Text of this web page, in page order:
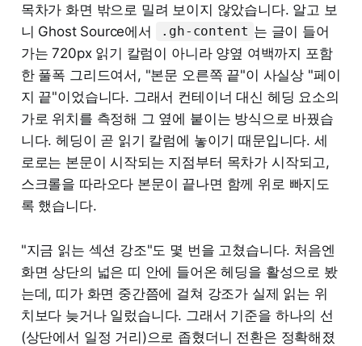
목차가 화면 밖으로 밀려 보이지 않았습니다. 알고 보
니 Ghost Source에서
.gh-content 는 글이 들어
가는 720px 읽기 칼럼이 아니라 양옆 여백까지 포함
한 풀폭 그리드여서, "본문 오른쪽 끝"이 사실상 "페이
지 끝"이었습니다. 그래서 컨테이너 대신 헤딩 요소의
가로 위치를 측정해 그 옆에 붙이는 방식으로 바꿨습
니다. 헤딩이 곧 읽기 칼럼에 놓이기 때문입니다. 세
로로는 본문이 시작되는 지점부터 목차가 시작되고,
스크롤을 따라오다 본문이 끝나면 함께 위로 빠지도
록 했습니다.
"지금 읽는 섹션 강조"도 몇 번을 고쳤습니다. 처음엔
화면 상단의 넓은 띠 안에 들어온 헤딩을 활성으로 봤
는데, 띠가 화면 중간쯤에 걸쳐 강조가 실제 읽는 위
치보다 늦거나 일렀습니다. 그래서 기준을 하나의 선
(상단에서 일정 거리)으로 좁혔더니 전환은 정확해졌